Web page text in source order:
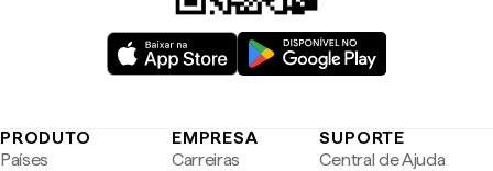
PRODUTO
Países
EMPRESA
Carreiras
SUPORTE
Central de Ajuda